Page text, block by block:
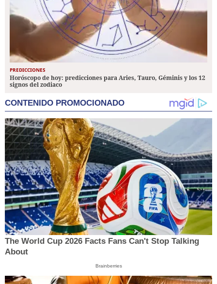
PREDICCIONES
Horóscopo de hoy: predicciones para Aries, Tauro, Géminis y los 12
signos del zodiaco
CONTENIDO PROMOCIONADO
The World Cup 2026 Facts Fans Can't Stop Talking
About
Brainberries